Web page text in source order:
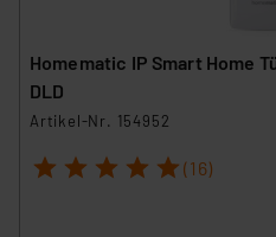
Homematic IP Smart Home
DLD
Artikel-Nr. 154952
1 2 3 4 5 (16)